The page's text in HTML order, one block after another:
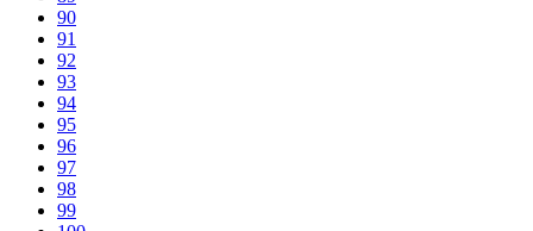
90
91
92
93
94
95
96
97
98
99